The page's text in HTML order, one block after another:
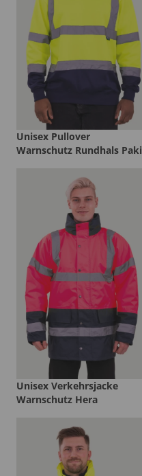
Unisex Pullover
Warnschutz Rundhals Paki
Unisex Verkehrsjacke
Warnschutz Hera